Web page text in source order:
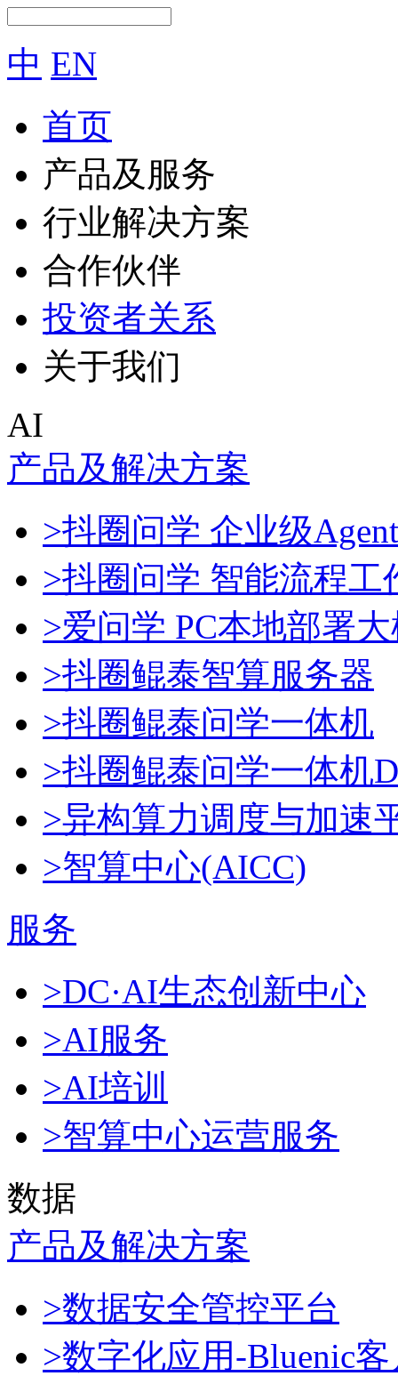
中 EN
首页
产品及服务
行业解决方案
合作伙伴
投资者关系
关于我们
AI
产品及解决方案
>抖圈问学 企业级
>抖圈问学 智能流程工
>爱问学 PC本地部署
>抖圈鲲泰智算服务器
>抖圈鲲泰问学一体机
>抖圈鲲泰问学一体机
>异构算力调度与加速
>智算中心(AICC)
服务
>DC·AI生态创新中心
>AI服务
>AI培训
>智算中心运营服务
数据
产品及解决方案
>数据安全管控平台
>数字化应用-Bluenic